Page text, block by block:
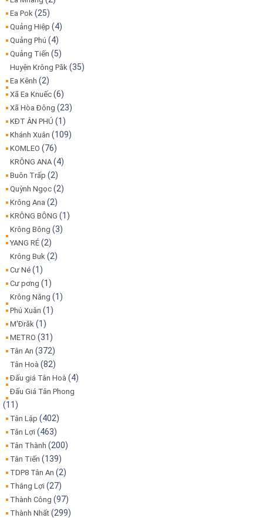
Ea Pok (25)
Quảng Hiệp (4)
Quảng Phú (4)
Quảng Tiến (5)
Huyện Krông Păk (35)
Ea Kênh (2)
Xã Ea Knuếc (6)
Xã Hòa Đông (23)
KĐT ÂN PHÚ (1)
Khánh Xuân (109)
KOMLEO (76)
KRÔNG ANA (4)
Buôn Trấp (2)
Quỳnh Ngọc (2)
Krông Ana (2)
KRÔNG BÔNG (1)
Krông Bông (3)
YANG RÉ (2)
Krông Buk (2)
Cư Né (1)
Cư pơng (1)
Krông Năng (1)
Phú Xuân (1)
M'Đrăk (1)
METRO (31)
Tân An (372)
Tân Hoà (82)
Đấu giá Tân Hoà (4)
Đấu Giá Tân Phong
(11)
Tân Lập (402)
Tân Lợi (463)
Tân Thành (200)
Tân Tiến (139)
TDP8 Tân An (2)
Thắng Lợi (27)
Thành Công (97)
Thành Nhất (299)